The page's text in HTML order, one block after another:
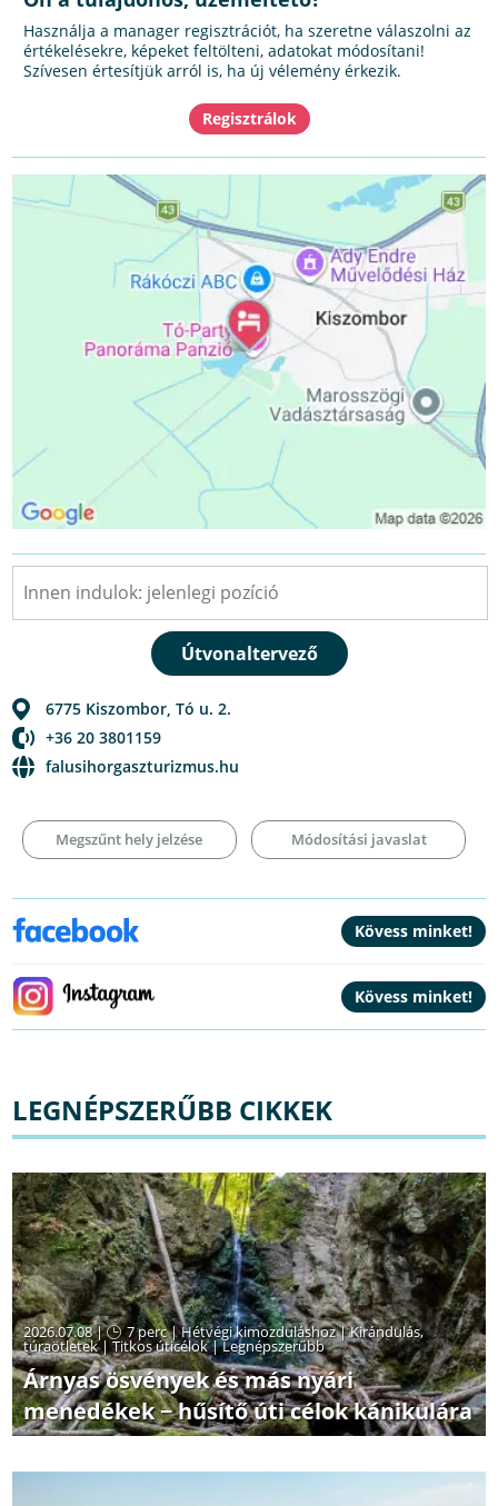
Használja a manager regisztrációt, ha szeretne válaszolni az
értékelésekre, képeket feltölteni, adatokat módosítani!
Szívesen értesítjük arról is, ha új vélemény érkezik.
6775 Kiszombor ,Tó u. 2.
+36 20 3801159
falusihorgaszturizmus.hu
Megszűnt hely jelzése Módosítási javaslat
LEGNÉPSZERŰBB CIKKEK
2026.07.08 | 7 perc|Hétvégi kimozduláshoz|Kirándulás,
túraötletek|Titkos úticélok|Legnépszerűbb
Árnyas ösvények és más nyári
menedékek − hűsítő úti célok kánikulára